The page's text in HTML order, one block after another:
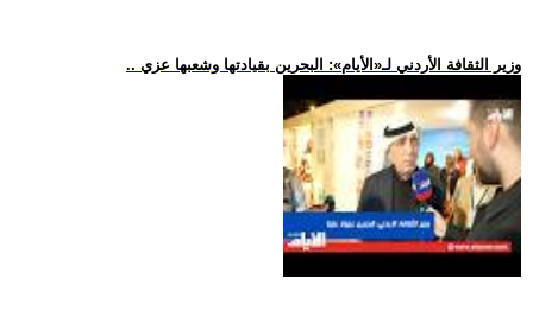
.. وزير الثقافة الأردني لـ«الأيام»: البحرين بقيادتها وشعبها عزي